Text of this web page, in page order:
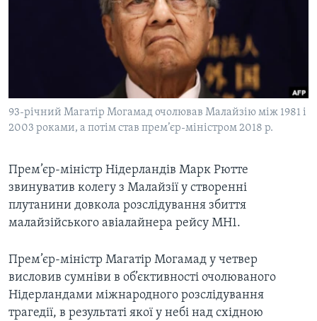
ІСТОРІЇ УСПІХУ УКРАЇНЦІВ
БРИФІНГ ГОЛОСУ АМЕРИКИ
ВІКНО В АМЕРИКУ
ПОГЛЯД З ВАШИНГТОНА
МИ В СОЦМЕРЕЖАХ
Мови
93-річний Магатір Могамад очолював Малайзію між 1981 і
2003 роками, а потім став прем’єр-міністром 2018 р.
Прем’єр-міністр Нідерландів Марк Рютте
звинуватив колегу з Малайзії у створенні
плутанини довкола розслідування збиття
малайзійського авіалайнера рейсу MH1.
Прем’єр-міністр Магатір Могамад у четвер
висловив сумніви в об’єктивності очолюваного
Нідерландами міжнародного розслідування
трагедії, в результаті якої у небі над східною